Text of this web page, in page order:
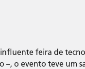
feira de
–, o evento teve um